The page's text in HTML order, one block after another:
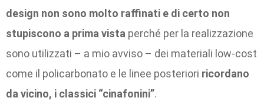
design non sono molto raffinati e di certo non
stupiscono a prima vista perché per la realizzazione
sono utilizzati – a mio avviso – dei materiali low-cost
come il policarbonato e le linee posteriori ricordano
da vicino, i classici “cinafonini”.